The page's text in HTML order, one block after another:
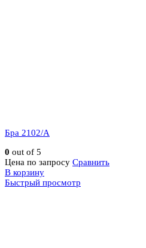
Бра 2102/A
0 out of 5
Цена по запросу Сравнить
В корзину
Быстрый просмотр